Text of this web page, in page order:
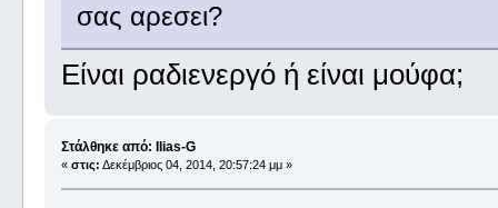
σας αρεσει?
Είναι ραδιενεργό ή είναι μούφα;
Στάλθηκε από: Ilias-G
« στις: Δεκέμβριος 04, 2014, 20:57:24 μμ »